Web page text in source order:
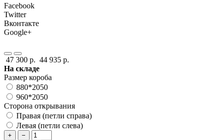
Facebook
Twitter
Вконтакте
Google+
47 300 р. 44 935 р.
На складе
Размер короба
880*2050
960*2050
Сторона открывания
Правая (петли справа)
Левая (петли слева)
+
−